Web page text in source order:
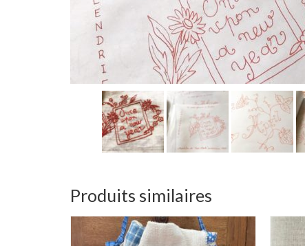
Produits similaires